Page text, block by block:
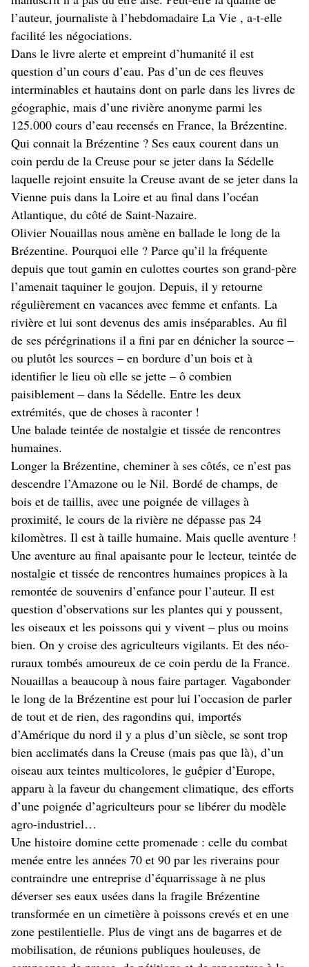
l’auteur, journaliste à l’hebdomadaire La Vie , a-t-elle
facilité les négociations.
Dans le livre alerte et empreint d’humanité il est
question d’un cours d’eau. Pas d’un de ces fleuves
interminables et hautains dont on parle dans les livres de
géographie, mais d’une rivière anonyme parmi les
125.000 cours d’eau recensés en France, la Brézentine.
Qui connait la Brézentine ? Ses eaux courent dans un
coin perdu de la Creuse pour se jeter dans la Sédelle
laquelle rejoint ensuite la Creuse avant de se jeter dans la
Vienne puis dans la Loire et au final dans l’océan
Atlantique, du côté de Saint-Nazaire.
Olivier Nouaillas nous amène en ballade le long de la
Brézentine. Pourquoi elle ? Parce qu’il la fréquente
depuis que tout gamin en culottes courtes son grand-père
l’amenait taquiner le goujon. Depuis, il y retourne
régulièrement en vacances avec femme et enfants. La
rivière et lui sont devenus des amis inséparables. Au fil
de ses pérégrinations il a fini par en dénicher la source –
ou plutôt les sources – en bordure d’un bois et à
identifier le lieu où elle se jette – ô combien
paisiblement – dans la Sédelle. Entre les deux
extrémités, que de choses à raconter !
Une balade teintée de nostalgie et tissée de rencontres
humaines.
Longer la Brézentine, cheminer à ses côtés, ce n’est pas
descendre l’Amazone ou le Nil. Bordé de champs, de
bois et de taillis, avec une poignée de villages à
proximité, le cours de la rivière ne dépasse pas 24
kilomètres. Il est à taille humaine. Mais quelle aventure !
Une aventure au final apaisante pour le lecteur, teintée de
nostalgie et tissée de rencontres humaines propices à la
remontée de souvenirs d’enfance pour l’auteur. Il est
question d’observations sur les plantes qui y poussent,
les oiseaux et les poissons qui y vivent – plus ou moins
bien. On y croise des agriculteurs vigilants. Et des néo-
ruraux tombés amoureux de ce coin perdu de la France.
Nouaillas a beaucoup à nous faire partager. Vagabonder
le long de la Brézentine est pour lui l’occasion de parler
de tout et de rien, des ragondins qui, importés
d’Amérique du nord il y a plus d’un siècle, se sont trop
bien acclimatés dans la Creuse (mais pas que là), d’un
oiseau aux teintes multicolores, le guêpier d’Europe,
apparu à la faveur du changement climatique, des efforts
d’une poignée d’agriculteurs pour se libérer du modèle
agro-industriel…
Une histoire domine cette promenade : celle du combat
menée entre les années 70 et 90 par les riverains pour
contraindre une entreprise d’équarrissage à ne plus
déverser ses eaux usées dans la fragile Brézentine
transformée en un cimetière à poissons crevés et en une
zone pestilentielle. Plus de vingt ans de bagarres et de
mobilisation, de réunions publiques houleuses, de